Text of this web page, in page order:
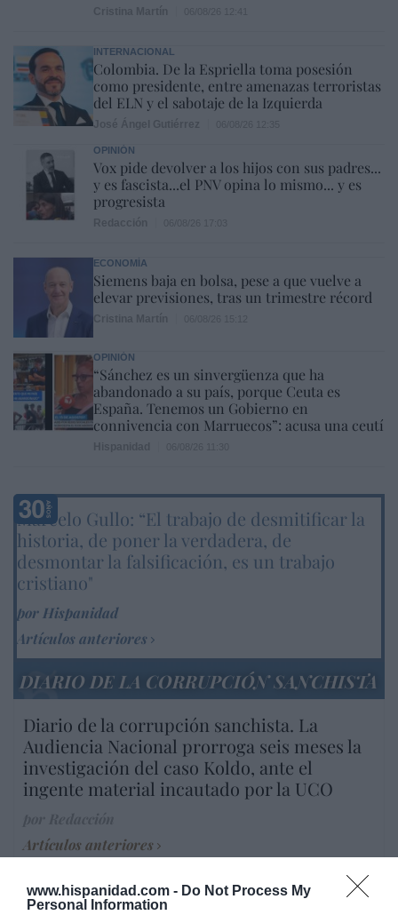
www.hispanidad.com - Do Not Process My
Personal Information
INTERNACIONAL
Colombia. De la Espriella toma posesión
como presidente, entre amenazas terroristas
del ELN y el sabotaje de la Izquierda
OPINIÓN
Vox pide devolver a los hijos con sus padres...
y es fascista...el PNV opina lo mismo... y es
progresista
ECONOMÍA
Siemens baja en bolsa, pese a que vuelve a
elevar previsiones, tras un trimestre récord
OPINIÓN
“Sánchez es un sinvergüenza que ha
abandonado a su país, porque Ceuta es
España. Tenemos un Gobierno en
connivencia con Marruecos”: acusa una ceutí
Marcelo Gullo: “El trabajo de desmitificar la
historia, de poner la verdadera, de
desmontar la falsificación, es un trabajo
cristiano"
por Hispanidad
Artículos anteriores
DIARIO DE LA CORRUPCIÓN SANCHISTA
Diario de la corrupción sanchista. La
Audiencia Nacional prorroga seis meses la
investigación del caso Koldo, ante el
ingente material incautado por la UCO
Artículos anteriores
Opinión